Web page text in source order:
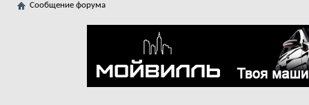
Сообщение форума